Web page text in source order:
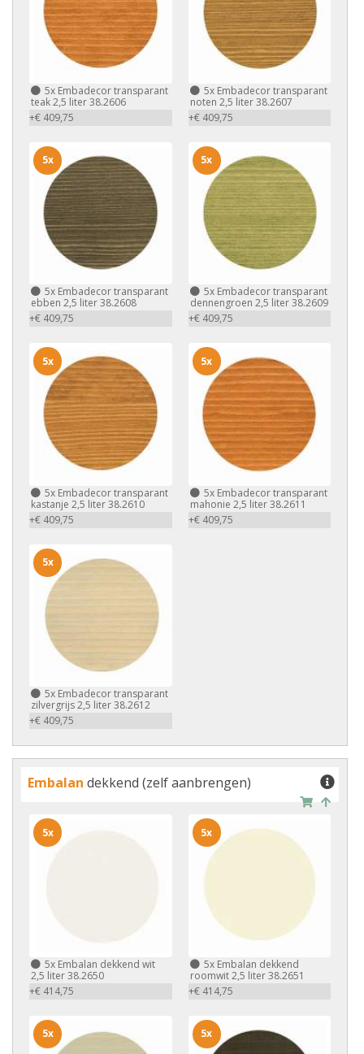
5x Embadecor transparant
teak 2,5 liter 38.2606
+€ 409,75
5xEmbadecor transparant
noten 2,5 liter 38.2607
+€ 409,75
5x Embadecor transparant
ebben 2,5 liter 38.2608
+€ 409,75
5x
5xEmbadecor transparant
dennengroen 2,5 liter 38.2609
+€ 409,75
5x
5x Embadecor transparant
kastanje 2,5 liter 38.2610
+€ 409,75
5x
5xEmbadecor transparant
mahonie 2,5 liter 38.2611
+€ 409,75
5x
5x Embadecor transparant
zilvergrijs 2,5 liter 38.2612
+€ 409,75
5x
Embalan dekkend (zelf aanbrengen)
5x Embalan dekkend wit
2,5 liter 38.2650
+€ 414,75
5x
5xEmbalan dekkend
roomwit 2,5 liter 38.2651
+€ 414,75
5x
5x 5x